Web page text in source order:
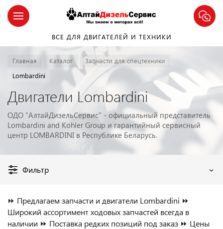
ВСЕ ДЛЯ ДВИГАТЕЛЕЙ И ТЕХНИКИ
Главная Каталог
Запчасти для спецтехники
Lombardini
Двигатели Lombardini
ОДО "АлтайДизельСервис" - официальный представитель
Lombardini and Kohler Group и гарантийный сервисный
центр LOMBARDINI в Республике Беларусь.
Фильтр
⏩ Предлагаем запчасти и двигатели Lombardini ⏩
Широкий ассортимент ходовых запчастей всегда в
наличии ⏩ Поставка редких позиций под заказ ⏩ Цены